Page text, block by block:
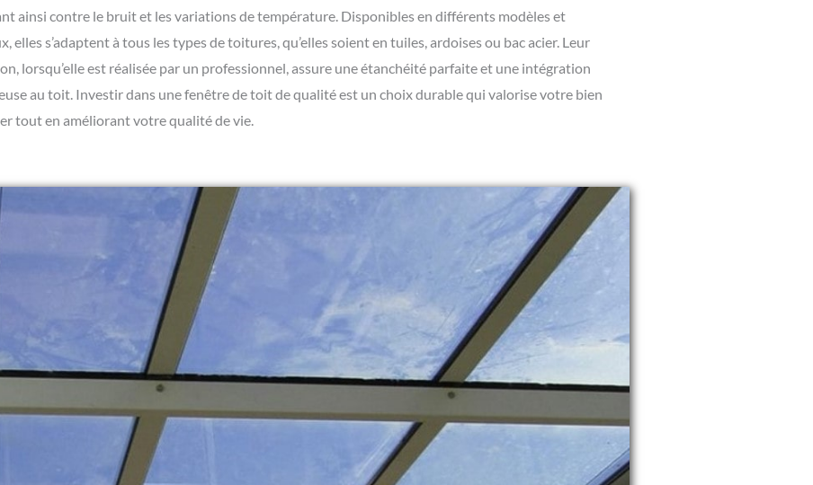
ainsi contre le bruit et les variations de température. Disponibles en différents modèles et
elles s’adaptent à tous les types de toitures, qu’elles soient en tuiles, ardoises ou bac acier. Leur
lorsqu’elle est réalisée par un professionnel, assure une étanchéité parfaite et une intégration
au toit. Investir dans une fenêtre de toit de qualité est un choix durable qui valorise votre bien
tout en améliorant votre qualité de vie.